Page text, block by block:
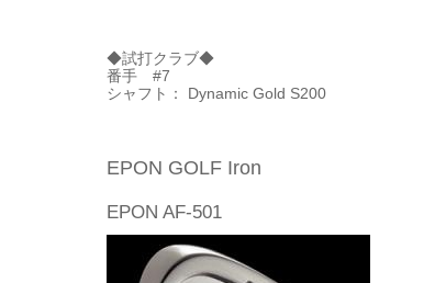
◆試打クラブ◆
番手 #7
シャフト： Dynamic Gold S200
EPON GOLF Iron
EPON AF-501